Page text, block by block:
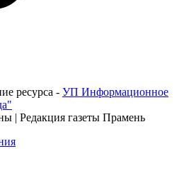
ресурса - УП Информационное
| Редакция газеты Прамень